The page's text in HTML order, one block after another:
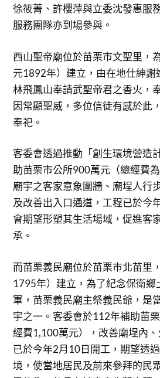
徐筱菁、許櫻萍與立委沈發惠服
服務團隊亦到場參與。
西山聖帝廟位於苗栗市文聖里，
元1892年）建立，由在地仕紳謝
林飛鳳山奉請武聖帝君之香火，
因常顯聖威，多位信徒有感於此
奉祀。
客委會透過推動「創生環境營造
助苗栗市公所900萬元（總經費
廟宇之客家意象圍牆、廟埕人行
及改善出入口通道，工程已於今
會期望形塑其生活場域，促進客
承。
而苗栗義民廟位於苗栗市北苗里
1795年）建立，為了紀念保衛鄉
軍，苗栗義民廟主祭義民爺，是
宇之一。客委會於112年補助苗
經費1,100萬元），改善廟埕內
已於今年2月10日開工，期望透
境，使當地居民及前來參拜的民